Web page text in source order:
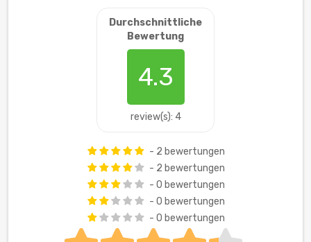
Durchschnittliche
Bewertung
4.3
review(s): 4
- 2 bewertungen
- 2 bewertungen
- 0 bewertungen
- 0 bewertungen
- 0 bewertungen